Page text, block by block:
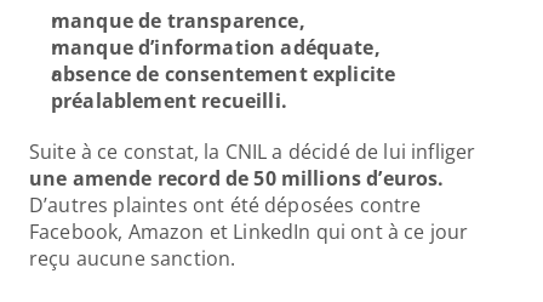
manque de transparence,
manque d’information adéquate,
absence de consentement explicite
préalablement recueilli.
une amende record de 50 millions d’euros.
D’autres plaintes ont été déposées contre
Facebook, Amazon et LinkedIn qui ont à ce jour
reçu aucune sanction.